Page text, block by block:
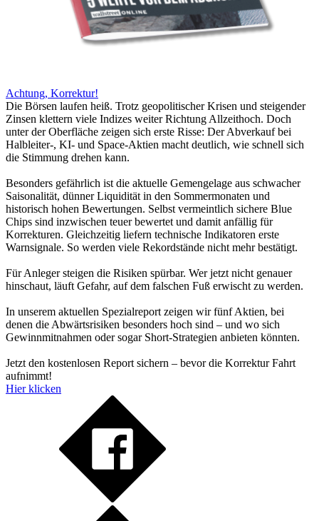
Achtung, Korrektur!
Die Börsen laufen heiß. Trotz geopolitischer Krisen und steigender
Zinsen klettern viele Indizes weiter Richtung Allzeithoch. Doch
unter der Oberfläche zeigen sich erste Risse: Der Abverkauf bei
Halbleiter-, KI- und Space-Aktien macht deutlich, wie schnell sich
die Stimmung drehen kann.
Besonders gefährlich ist die aktuelle Gemengelage aus schwacher
Saisonalität, dünner Liquidität in den Sommermonaten und
historisch hohen Bewertungen. Selbst vermeintlich sichere Blue
Chips sind inzwischen teuer bewertet und damit anfällig für
Korrekturen. Gleichzeitig liefern technische Indikatoren erste
Warnsignale. So werden viele Rekordstände nicht mehr bestätigt.
Für Anleger steigen die Risiken spürbar. Wer jetzt nicht genauer
hinschaut, läuft Gefahr, auf dem falschen Fuß erwischt zu werden.
In unserem aktuellen Spezialreport zeigen wir fünf Aktien, bei
denen die Abwärtsrisiken besonders hoch sind – und wo sich
Gewinnmitnahmen oder sogar Short-Strategien anbieten könnten.
Jetzt den kostenlosen Report sichern – bevor die Korrektur Fahrt
aufnimmt!
Hier klicken